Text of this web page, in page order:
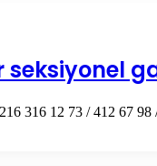
316 12 73 / 412 67